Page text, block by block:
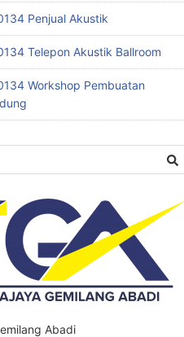
Penjual Akustik
Telepon Akustik Ballroom
Workshop Pembuatan
Abadi